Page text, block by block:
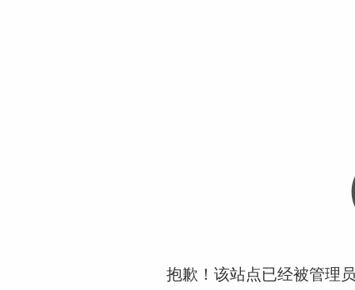
抱歉！该站点已经被管理